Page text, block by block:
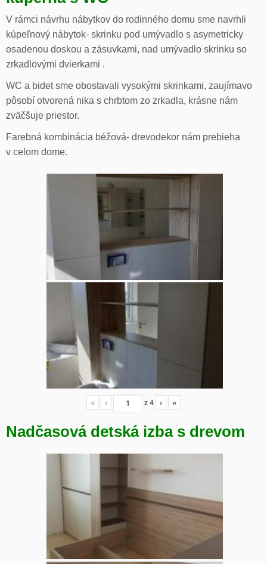
V rámci návrhu nábytkov do rodinného domu sme navrhli
kúpeľnový nábytok- skrinku pod umývadlo s asymetricky
osadenou doskou a zásuvkami, nad umývadlo skrinku so
zrkadlovými dvierkami .
WC a bidet sme obostavali vysokými skrinkami, zaujímavo
pôsobí otvorená nika s chrbtom zo zrkadla, krásne nám
zväčšuje priestor.
Farebná kombinácia béžová- drevodekor nám prebieha
v celom dome.
« ‹ z4 › »
Nadčasová detská izba s drevom